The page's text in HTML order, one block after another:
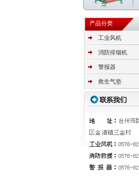
产品分类
工业风机
消防排烟机
警报器
救生气垫